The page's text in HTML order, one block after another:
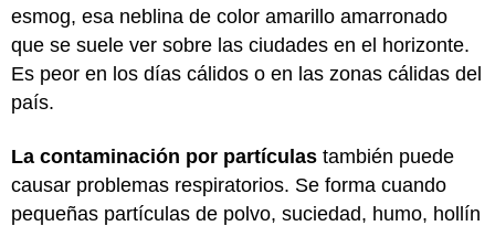
esmog, esa neblina de color amarillo amarronado
que se suele ver sobre las ciudades en el horizonte.
Es peor en los días cálidos o en las zonas cálidas del
país.
La contaminación por partículas también puede
causar problemas respiratorios. Se forma cuando
pequeñas partículas de polvo, suciedad, humo, hollín